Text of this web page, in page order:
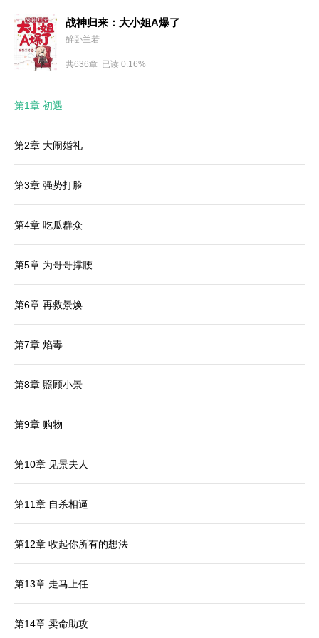
战神归来：大小姐A爆了
醉卧兰若
共636章 已读 0.16%
第1章 初遇
第2章 大闹婚礼
第3章 强势打脸
第4章 吃瓜群众
第5章 为哥哥撑腰
第6章 再救景焕
第7章 焰毒
第8章 照顾小景
第9章 购物
第10章 见景夫人
第11章 自杀相逼
第12章 收起你所有的想法
第13章 走马上任
第14章 卖命助攻